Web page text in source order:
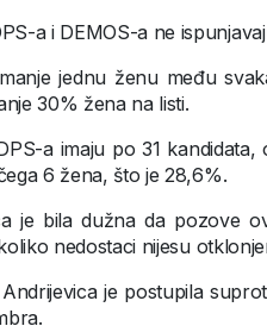
a i DEMOS-a ne
jednu ženu među
30% žena na listi.
a imaju po 31
6 žena, što je 28,6%.
je bila dužna da pozove
nedostaci nijesu
je postupila